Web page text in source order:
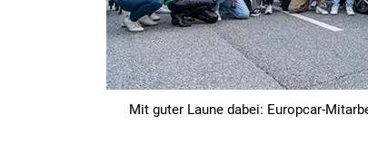
Mit guter Laune dabei: Europcar-